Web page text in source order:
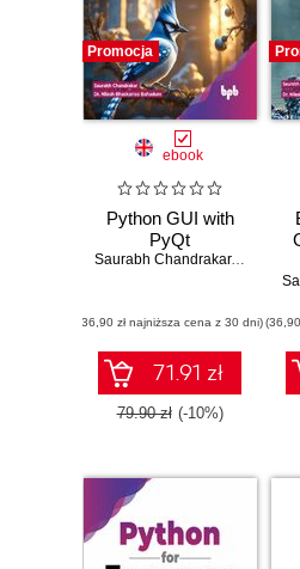
Promocja
ebook
Python GUI with
PyQt
Saurabh Chandrakar
,Dr.
(36,90 zł najniższa cena z 30 dni)
71.91 zł
79.90 zł (-10%)